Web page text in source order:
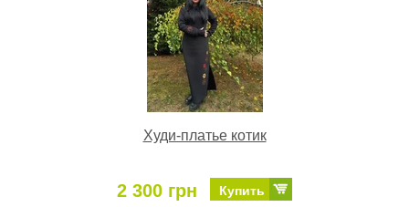
Худи-платье котик
2 300 грн Купить